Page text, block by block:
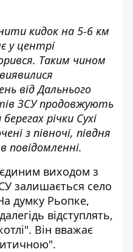
кидок на 5-6 км
у центрі
Таким чином
від Дальнього
ЗСУ продовжують
річки Сухі
з півночі, півдня
повідомленні.
виходом з
залишається село
думку Рьопке,
відступлять,
Він вважає